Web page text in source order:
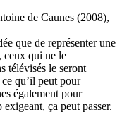
de Caunes (2008),
que de représenter une
ceux qui ne le
télévisés le seront
qu’il peut pour
également pour
exigeant, ça peut passer.